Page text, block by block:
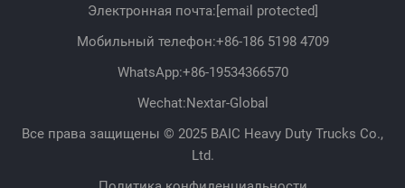
Электронная почта:[email protected]
Мобильный телефон:+86-186 5198 4709
WhatsApp:+86-19534366570
Wechat:Nextar-Global
Все права защищены © 2025 BAIC Heavy Duty Trucks Co.,
Ltd.